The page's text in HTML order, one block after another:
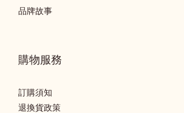
品牌故事
購物服務
訂購須知
退換貨政策